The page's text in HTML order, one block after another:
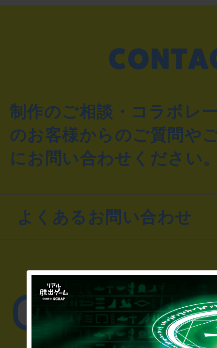
制作のご相談・コラボレ
のお客様からのご質問や
にお問い合わせください
よくあるお問い合わせ
▼一般のお客様
公演内容、チケット